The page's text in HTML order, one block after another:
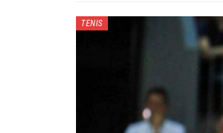
TENIS